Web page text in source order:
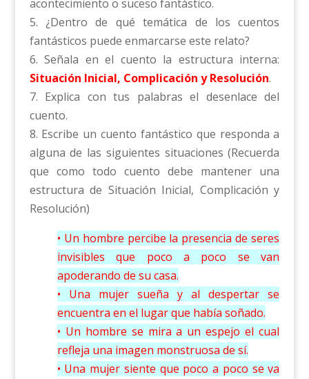
acontecimiento o suceso fantástico.
5. ¿Dentro de qué temática de los cuentos
fantásticos puede enmarcarse este relato?
6. Señala en el cuento la estructura interna:
Situación Inicial, Complicación y Resolución.
7. Explica con tus palabras el desenlace del
cuento.
8. Escribe un cuento fantástico que responda a
alguna de las siguientes situaciones (Recuerda
que como todo cuento debe mantener una
estructura de Situación Inicial, Complicación y
Resolución)
• Un hombre percibe la presencia de seres
invisibles que poco a poco se van
apoderando de su casa.
• Una mujer sueña y al despertar se
encuentra en el lugar que había soñado.
• Un hombre se mira a un espejo el cual
refleja una imagen monstruosa de sí.
• Una mujer siente que poco a poco se va